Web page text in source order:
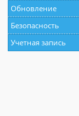
Обновление
Безопасность
Учетная запись